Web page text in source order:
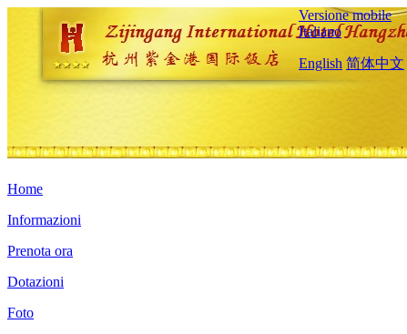
Versione mobile
Italiano
English 简体中文
Home
Informazioni
Prenota ora
Dotazioni
Foto